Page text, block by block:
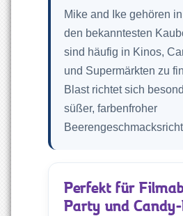
Mike and Ike gehören
den bekanntesten
sind häufig in Kinos,
und Supermärkten zu
Blast richtet sich
süßer, farbenfroher
Perfekt für
Party und